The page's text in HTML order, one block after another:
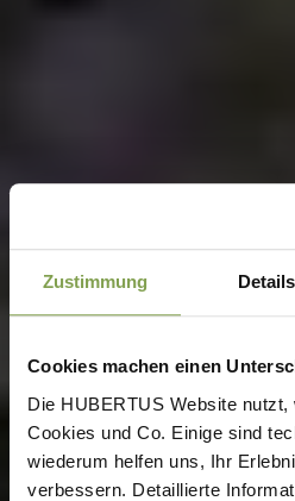
Zustimmung Details
Cookies machen einen
Die HUBERTUS Website
Cookies und Co. Einige sind
wiederum helfen uns, Ihr
verbessern. Detaillierte